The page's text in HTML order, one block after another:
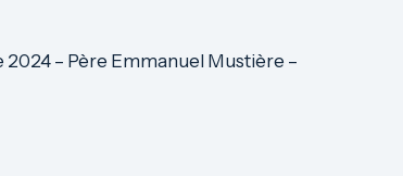
– Père Emmanuel Mustière –